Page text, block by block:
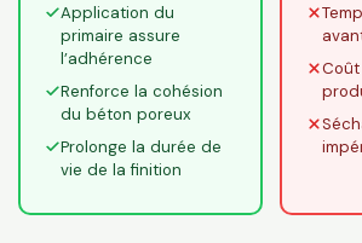
Application du
primaire assure
l’adhérence
Renforce la cohésion
du béton poreux
Prolonge la durée de
vie de la finition